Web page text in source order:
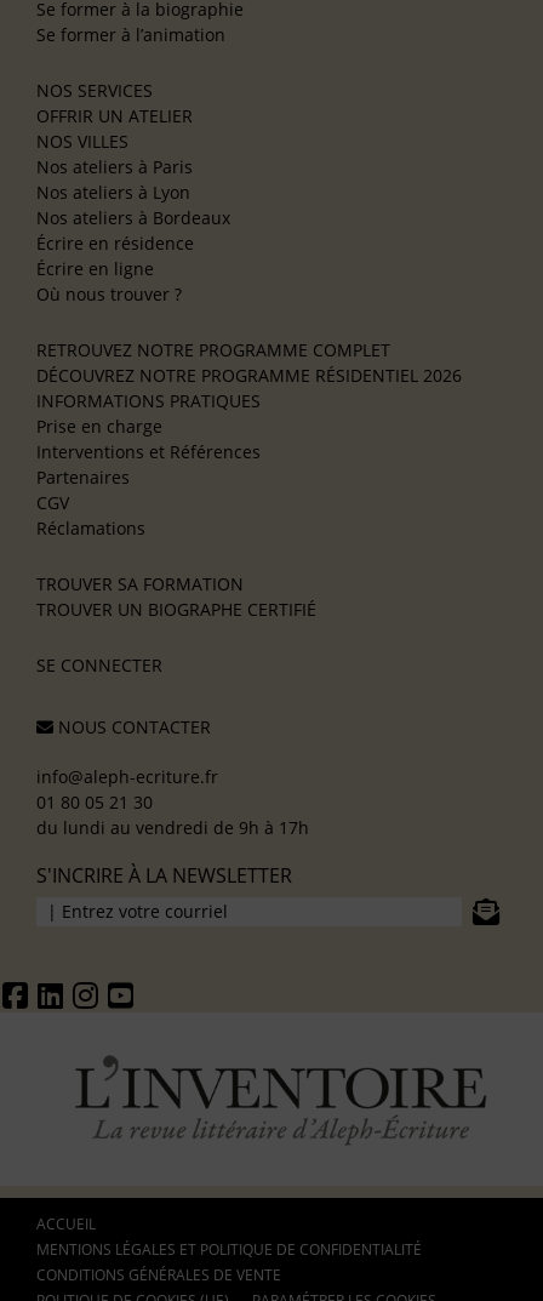
Se former à la biographie
Se former à l’animation
NOS SERVICES
OFFRIR UN ATELIER
NOS VILLES
Nos ateliers à Paris
Nos ateliers à Lyon
Nos ateliers à Bordeaux
Écrire en résidence
Écrire en ligne
Où nous trouver ?
RETROUVEZ NOTRE PROGRAMME COMPLET
DÉCOUVREZ NOTRE PROGRAMME RÉSIDENTIEL 2026
INFORMATIONS PRATIQUES
Prise en charge
Interventions et Références
Partenaires
CGV
Réclamations
TROUVER SA FORMATION
TROUVER UN BIOGRAPHE CERTIFIÉ
SE CONNECTER
NOUS CONTACTER
info@aleph-ecriture.fr
01 80 05 21 30
du lundi au vendredi de 9h à 17h
S'INCRIRE À LA NEWSLETTER
ACCUEIL
MENTIONS LÉGALES ET POLITIQUE DE CONFIDENTIALITÉ
CONDITIONS GÉNÉRALES DE VENTE